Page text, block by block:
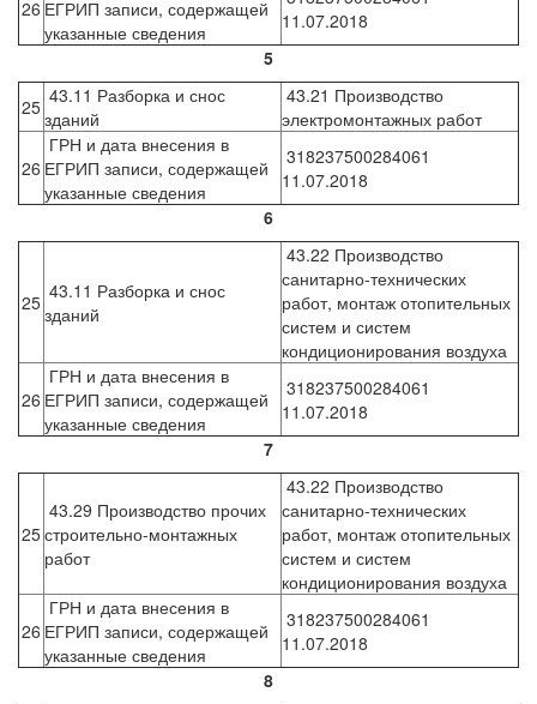
26 ЕГРИП записи, содержащей
указанные сведения
11.07.2018
5
25 43.11 Разборка и снос
зданий
43.21 Производство
электромонтажных работ
26
ГРН и дата внесения в
ЕГРИП записи, содержащей
указанные сведения
318237500284061
11.07.2018
6
25 43.11 Разборка и снос
зданий
43.22 Производство
санитарно-технических
работ, монтаж отопительных
систем и систем
кондиционирования воздуха
26
ГРН и дата внесения в
ЕГРИП записи, содержащей
указанные сведения
318237500284061
11.07.2018
7
25
43.29 Производство прочих
строительно-монтажных
работ
43.22 Производство
санитарно-технических
работ, монтаж отопительных
систем и систем
кондиционирования воздуха
26
ГРН и дата внесения в
ЕГРИП записи, содержащей
указанные сведения
318237500284061
11.07.2018
8